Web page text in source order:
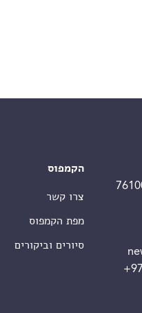
הקמפוס
צרו קשר
מפת הקמפוס
סיורים וביקורים